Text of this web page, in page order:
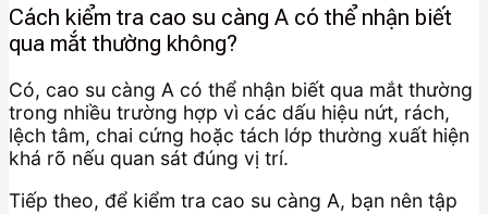
Cách kiểm tra cao su càng A có thể nhận biết
qua mắt thường không?
Có, cao su càng A có thể nhận biết qua mắt thường
trong nhiều trường hợp vì các dấu hiệu nứt, rách,
lệch tâm, chai cứng hoặc tách lớp thường xuất hiện
khá rõ nếu quan sát đúng vị trí.
Tiếp theo, để kiểm tra cao su càng A, bạn nên tập